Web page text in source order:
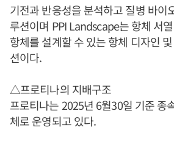
기전과 반응성을 분석하고 질병 바이
루션이며 PPI Landscape는 항체 서
항체를 설계할 수 있는 항체 디자인
션이다.
△프로티나의 지배구조
프로티나는 2025년 6월30일 기준 종
체로 운영되고 있다.